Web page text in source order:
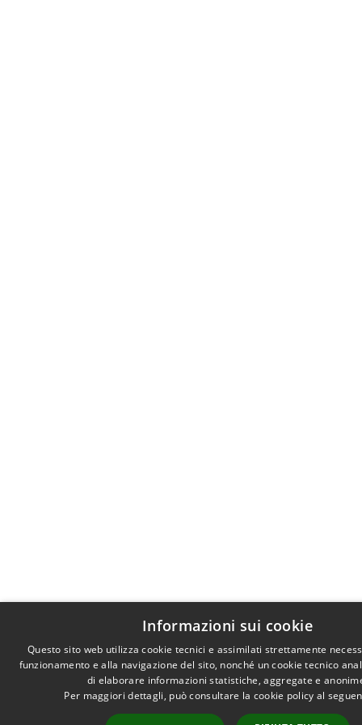
Informazioni sui cookie
Questo sito web utilizza cookie tecnici e assimilati strettamente
funzionamento e alla navigazione del sito, nonché un cookie tecnico
di elaborare informazioni statistiche, aggregate e
Per maggiori dettagli, può consultare la cookie policy al